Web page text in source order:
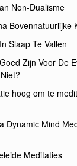
Non-Dualisme
Bovennatuurlijke
Slaap Te Vallen
Zijn Voor De
hoog om te
Dynamic Mind
Meditaties